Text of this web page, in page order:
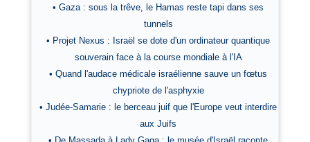
• Gaza : sous la trêve, le Hamas reste tapi dans ses
tunnels
• Projet Nexus : Israël se dote d'un ordinateur quantique
souverain face à la course mondiale à l'IA
• Quand l'audace médicale israélienne sauve un fœtus
chypriote de l'asphyxie
• Judée-Samarie : le berceau juif que l'Europe veut interdire
aux Juifs